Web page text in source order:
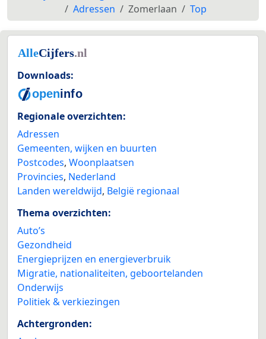
Adressen
Zomerlaan Top
Downloads:
Regionale overzichten:
Adressen
Gemeenten, wijken en buurten
Postcodes, Woonplaatsen
Provincies, Nederland
Landen wereldwijd, België regionaal
Thema overzichten:
Auto’s
Gezondheid
Energieprijzen en energieverbruik
Migratie, nationaliteiten, geboortelanden
Onderwijs
Politiek & verkiezingen
Achtergronden: